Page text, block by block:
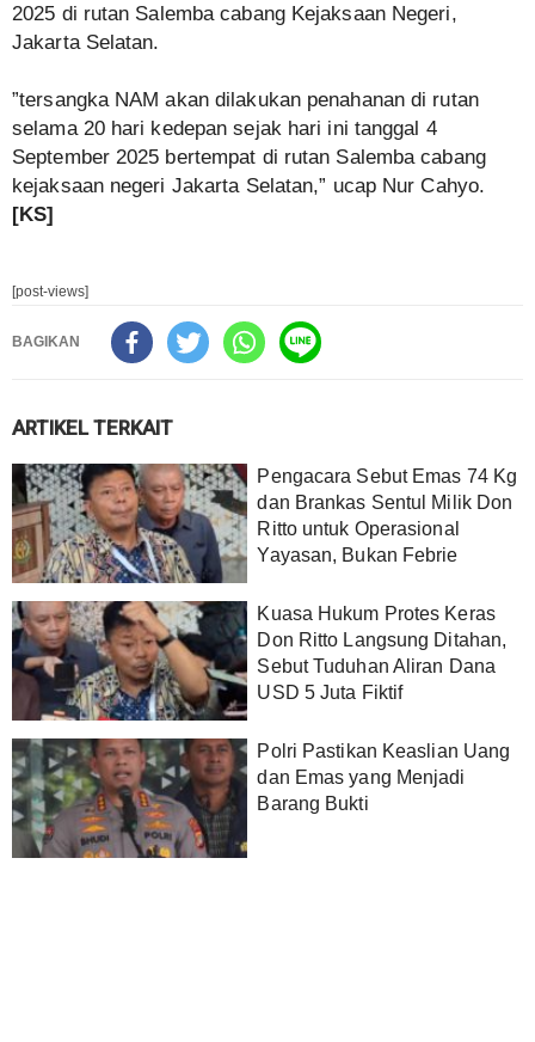
2025 di rutan Salemba cabang Kejaksaan Negeri,
Jakarta Selatan.
‎”tersangka NAM akan dilakukan penahanan di rutan
selama 20 hari kedepan sejak hari ini tanggal 4
September 2025 bertempat di rutan Salemba cabang
kejaksaan negeri Jakarta Selatan,” ucap Nur Cahyo.
[KS]
[post-views]
BAGIKAN
ARTIKEL TERKAIT
Pengacara Sebut Emas 74 Kg
dan Brankas Sentul Milik Don
Ritto untuk Operasional
Yayasan, Bukan Febrie
Kuasa Hukum Protes Keras
Don Ritto Langsung Ditahan,
Sebut Tuduhan Aliran Dana
USD 5 Juta Fiktif
Polri Pastikan Keaslian Uang
dan Emas yang Menjadi
Barang Bukti